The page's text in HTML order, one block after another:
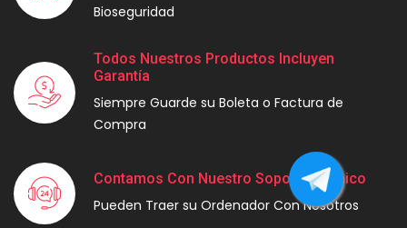
Bioseguridad
Todos Nuestros Productos Incluyen
Garantía
Siempre Guarde su Boleta o Factura de
Compra
Contamos Con Nuestro Soporte Técnico
Pueden Traer su Ordenador Con Nosotros